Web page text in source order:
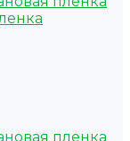
пленка